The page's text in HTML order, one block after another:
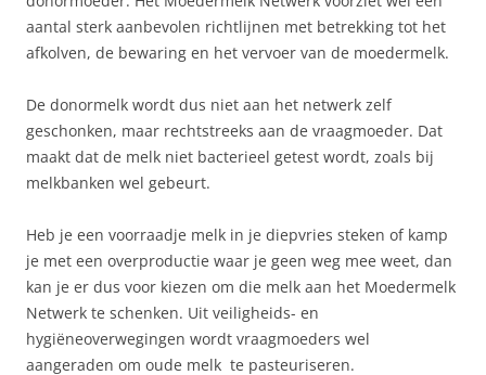
aantal sterk aanbevolen richtlijnen met betrekking tot het
afkolven, de bewaring en het vervoer van de moedermelk.
De donormelk wordt dus niet aan het netwerk zelf
geschonken, maar rechtstreeks aan de vraagmoeder. Dat
maakt dat de melk niet bacterieel getest wordt, zoals bij
melkbanken wel gebeurt.
Heb je een voorraadje melk in je diepvries steken of kamp
je met een overproductie waar je geen weg mee weet, dan
kan je er dus voor kiezen om die melk aan het Moedermelk
Netwerk te schenken. Uit veiligheids- en
hygiëneoverwegingen wordt vraagmoeders wel
aangeraden om oude melk te pasteuriseren.